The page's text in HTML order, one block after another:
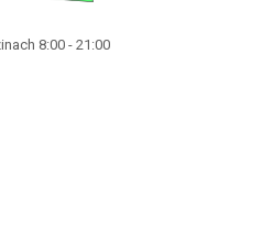
8:00 - 21:00